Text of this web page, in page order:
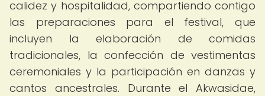
calidez y hospitalidad, compartiendo contigo
las preparaciones para el festival, que
incluyen la elaboración de comidas
tradicionales, la confección de vestimentas
ceremoniales y la participación en danzas y
cantos ancestrales. Durante el Akwasidae,